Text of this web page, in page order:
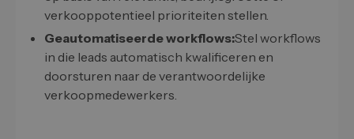
verkooppotentieel prioriteiten stellen.
Geautomatiseerde workflows:Stel workflows
in die leads automatisch kwalificeren en
doorsturen naar de verantwoordelijke
verkoopmedewerkers.